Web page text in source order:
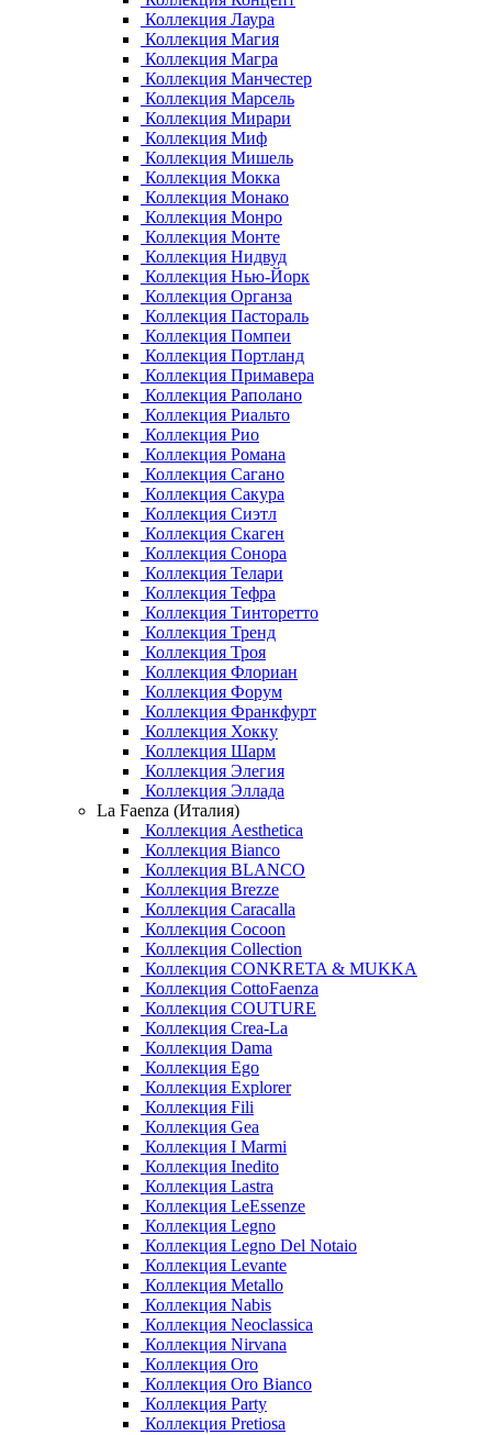
Коллекция Лаура
Коллекция Магия
Коллекция Магра
Коллекция Манчестер
Коллекция Марсель
Коллекция Мирари
Коллекция Миф
Коллекция Мишель
Коллекция Мокка
Коллекция Монако
Коллекция Монро
Коллекция Монте
Коллекция Нидвуд
Коллекция Нью-Йорк
Коллекция Органза
Коллекция Пастораль
Коллекция Помпеи
Коллекция Портланд
Коллекция Примавера
Коллекция Раполано
Коллекция Риальто
Коллекция Рио
Коллекция Романа
Коллекция Сагано
Коллекция Сакура
Коллекция Сиэтл
Коллекция Скаген
Коллекция Сонора
Коллекция Телари
Коллекция Тефра
Коллекция Тинторетто
Коллекция Тренд
Коллекция Троя
Коллекция Флориан
Коллекция Форум
Коллекция Франкфурт
Коллекция Хокку
Коллекция Шарм
Коллекция Элегия
Коллекция Эллада
La Faenza (Италия)
Коллекция Aesthetica
Коллекция Bianco
Коллекция BLANCO
Коллекция Brezze
Коллекция Caracalla
Коллекция Cocoon
Коллекция Collection
Коллекция CONKRETA & MUKKA
Коллекция CottoFaenza
Коллекция COUTURE
Коллекция Crea-La
Коллекция Dama
Коллекция Ego
Коллекция Explorer
Коллекция Fili
Коллекция Gea
Коллекция I Marmi
Коллекция Inedito
Коллекция Lastra
Коллекция LeEssenze
Коллекция Legno
Коллекция Legno Del Notaio
Коллекция Levante
Коллекция Metallo
Коллекция Nabis
Коллекция Neoclassica
Коллекция Nirvana
Коллекция Oro
Коллекция Oro Bianco
Коллекция Party
Коллекция Pretiosa